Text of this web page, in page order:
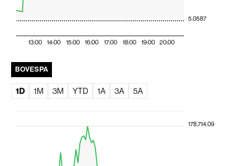
13:00 14:00 15:00 16:00 17:00 18:00 19:00 20:00
5.0587
BOVESPA
1D 1M 3M YTD 1A 3A 5A
178,714.09